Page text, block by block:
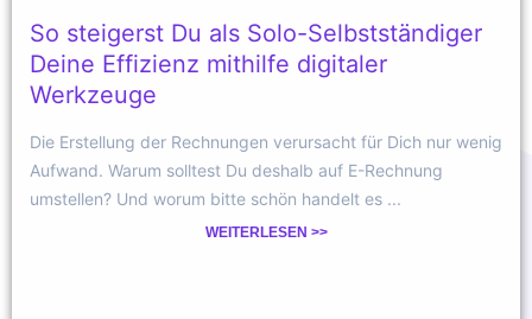
So steigerst Du als Solo-Selbstständiger
Deine Effizienz mithilfe digitaler
Werkzeuge
Die Erstellung der Rechnungen verursacht für Dich nur wenig
Aufwand. Warum solltest Du deshalb auf E-Rechnung
umstellen? Und worum bitte schön handelt es ...
WEITERLESEN >>